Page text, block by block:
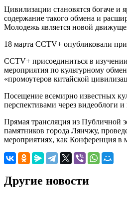
Цивилизации становятся богаче и
содержание такого обмена и
Молодежь является новой
18 марта CCTV+ опубликовали
CCTV+ присоединиться в
мероприятия по культурному
«промоутеров китайской
Посещение всемирно известных
перспективами через видеоблоги
Прямая трансляция из Публичной
памятников города Лянчжу,
мероприятиях, как Конференция в
Другие новости